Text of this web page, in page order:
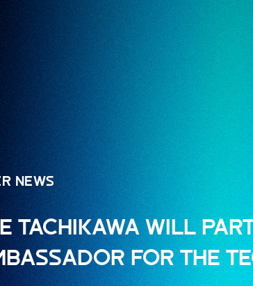
NEWS
TACHIKAWA WILL
FOR THE